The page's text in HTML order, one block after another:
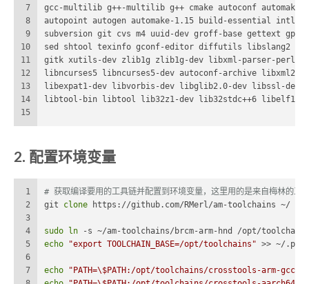
7
8
9
10
11
12
13
14
15
gcc-multilib g++-multilib g++ cmake autoconf automake
autopoint autogen automake-1.15 build-essential
subversion git cvs m4 uuid-dev groff-base gettext
sed shtool texinfo gconf-editor diffutils libslang2
gitk xutils-dev zlib1g zlib1g-dev libxml-parser-perl
libncurses5 libncurses5-dev autoconf-archive libxml2-
libexpat1-dev libvorbis-dev libglib2.0-dev libssl-dev
libtool-bin libtool lib32z1-dev lib32stdc++6
2. 配置环境变量
1
2
3
4
5
6
7
# 获取编译要用的工具链并配置到环境变量，这里用的是来自梅林的工
git clone https://github.com/RMerl/am-toolchains ~/
sudo ln -s ~/am-toolchains/brcm-arm-hnd /opt/toolchains
echo
"export TOOLCHAIN_BASE=/opt/toolchains" >> ~/
echo
"PATH=\$PATH:/opt/toolchains/crosstools-arm-